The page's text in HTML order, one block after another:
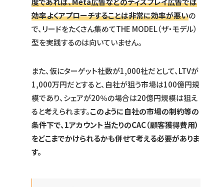
効率よくアプローチすることは非常に効率が悪いの
で、リードをたくさん集めてTHE MODEL（ザ・モデル）
型を実践するのは向いていません。
また、仮にターゲット社数が1,000社だとして、LTVが
1,000万円だとすると、自社が狙う市場は100億円規
模であり、シェアが20％の場合は20億円規模は狙え
ると考えられます。このように自社の市場の制約等の
条件下で、1アカウント当たりのCAC（顧客獲得費用）
をどこまでかけられるかも併せて考える必要がありま
す。